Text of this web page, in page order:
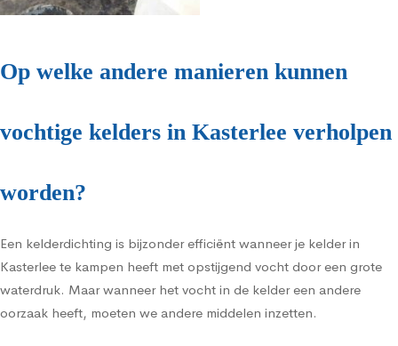
Op welke andere manieren kunnen
vochtige kelders in Kasterlee verholpen
worden?
Een kelderdichting is bijzonder efficiënt wanneer je kelder in
Kasterlee te kampen heeft met opstijgend vocht door een grote
waterdruk. Maar wanneer het vocht in de kelder een andere
oorzaak heeft, moeten we andere middelen inzetten.